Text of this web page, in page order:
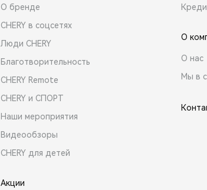
О бренде
CHERY в соцсетях
Люди CHERY
Благотворительность
CHERY Remote
CHERY и СПОРТ
Наши мероприятия
Видеообзоры
CHERY для детей
Акции
О
О нас
Мы в